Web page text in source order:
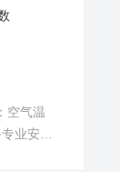
空气温
业安装